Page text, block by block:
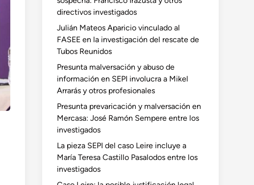
directivos investigados
Julián Mateos Aparicio vinculado al
FASEE en la investigación del rescate de
Tubos Reunidos
Presunta malversación y abuso de
información en SEPI involucra a Mikel
Arrarás y otros profesionales
Presunta prevaricación y malversación en
Mercasa: José Ramón Sempere entre los
investigados
La pieza SEPI del caso Leire incluye a
María Teresa Castillo Pasalodos entre los
investigados